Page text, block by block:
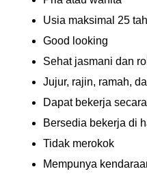
Usia maksimal 25
Good looking
Sehat jasmani dan
Jujur, rajin, ramah,
Dapat bekerja
Bersedia bekerja di
Tidak merokok
Mempunya